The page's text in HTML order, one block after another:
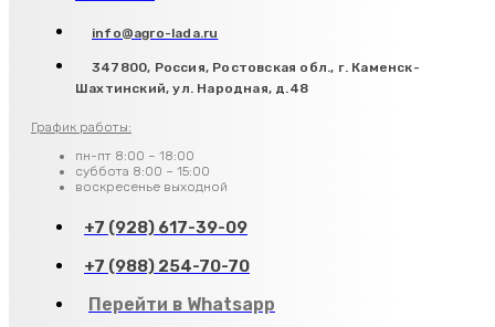
info@agro-lada.ru
347800, Россия, Ростовская обл., г. Каменск-
Шахтинский, ул. Народная, д.48
График работы:
пн-пт 8:00 – 18:00
суббота 8:00 – 15:00
воскресенье выходной
+7 (928) 617-39-09
+7 (988) 254-70-70
Перейти в Whatsapp